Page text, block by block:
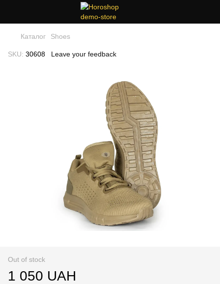
Каталог Shoes
SKU: 30608 Leave your feedback
Out of stock
1 050 UAH